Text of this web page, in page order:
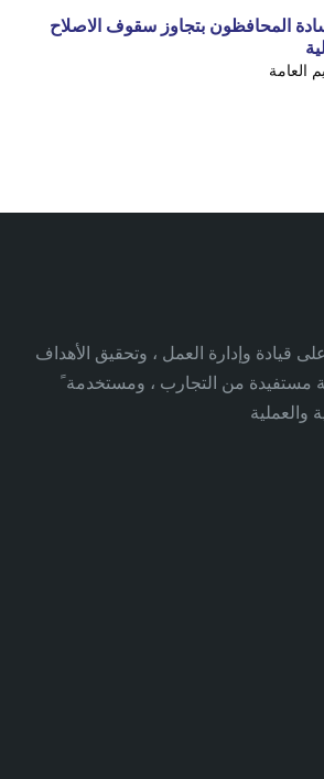
المحافظون بتجاوز سقوف الاصلاح
العامة
قيادة وإدارة العمل ، وتحقيق الأهداف
مستفيدة من التجارب ، ومستخدمة
والعملية